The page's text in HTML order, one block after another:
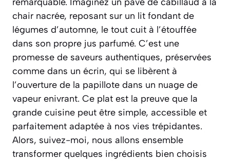
chair nacrée, reposant sur un lit fondant de
légumes d’automne, le tout cuit à l’étouffée
dans son propre jus parfumé. C’est une
promesse de saveurs authentiques, préservées
comme dans un écrin, qui se libèrent à
l’ouverture de la papillote dans un nuage de
vapeur enivrant. Ce plat est la preuve que la
grande cuisine peut être simple, accessible et
parfaitement adaptée à nos vies trépidantes.
Alors, suivez-moi, nous allons ensemble
transformer quelques ingrédients bien choisis